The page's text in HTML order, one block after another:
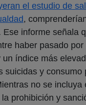
el estudio de
,
Ese informe señala
haber pasado por
un índice más
suicidas y consumo
no se incluya
prohibición y